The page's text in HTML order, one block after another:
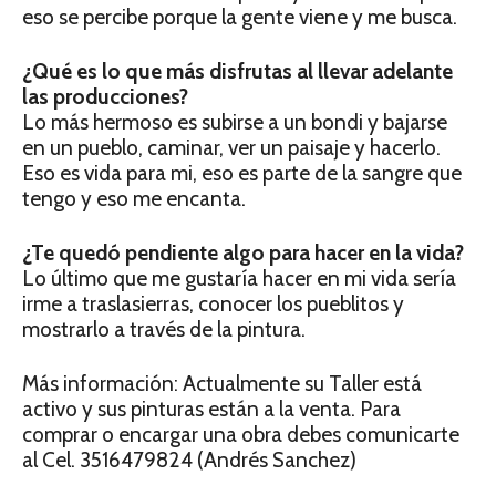
eso se percibe porque la gente viene y me busca.
¿Qué es lo que más disfrutas al llevaradelante
las producciones?
Lo más hermoso es subirse a un bondi y bajarse
en un pueblo, caminar, ver un paisaje y hacerlo.
Eso es vida para mi, eso es parte de la sangre que
tengo y eso me encanta.
¿Te quedó pendiente algo para hacer en la vida?
Lo último que me gustaría hacer en mi vida sería
irme a traslasierras, conocer los pueblitos y
mostrarlo a través de la pintura.
Más información: Actualmente su Taller está
activo y sus pinturas están a la venta. Para
comprar o encargar una obra debes comunicarte
al Cel. 3516479824 (Andrés Sanchez)